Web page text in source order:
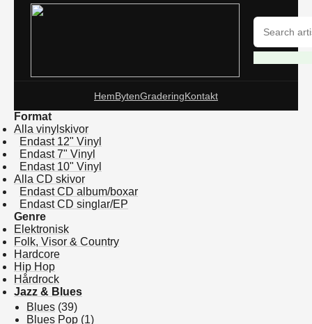
HemBytenGraderingKontakt
Format
Alla vinylskivor
Endast 12" Vinyl
Endast 7" Vinyl
Endast 10" Vinyl
Alla CD skivor
Endast CD album/boxar
Endast CD singlar/EP
Genre
Elektronisk
Folk, Visor & Country
Hardcore
Hip Hop
Hårdrock
Jazz & Blues
Blues (39)
Blues Pop (1)